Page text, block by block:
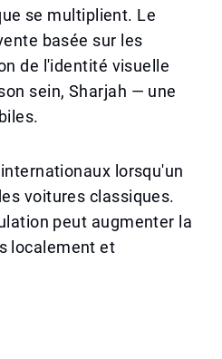
se multiplient. Le
basée sur les
de l'identité visuelle
sein, Sharjah — une
lorsqu'un
voitures classiques.
peut augmenter la
localement et